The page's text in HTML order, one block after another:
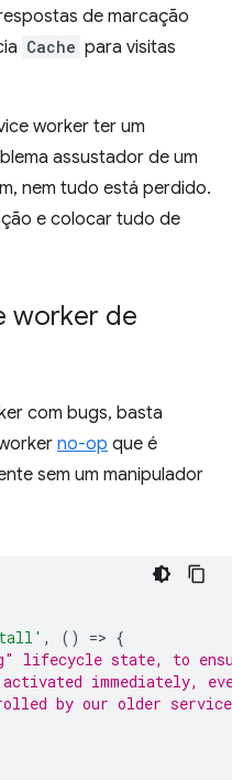
de marcação
Cache para visitas
worker ter um
assustador de um
nem tudo está perdido.
e colocar tudo de
worker de
com bugs, basta
no-op que é
sem um manipulador
, () => {
lifecycle state, to
immediately,
by our older